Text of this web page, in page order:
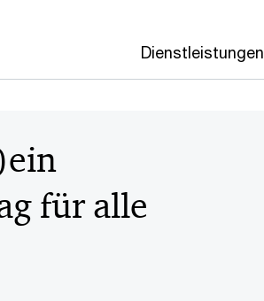
Dienstleistungen
für alle